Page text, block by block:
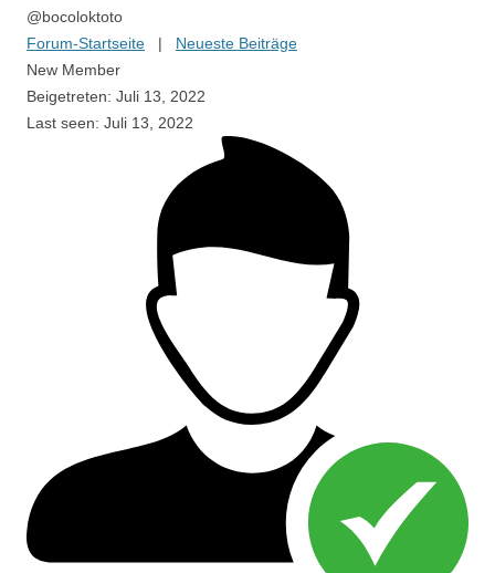
@bocoloktoto
Forum-Startseite | Neueste Beiträge
New Member
Beigetreten: Juli 13, 2022
Last seen: Juli 13, 2022